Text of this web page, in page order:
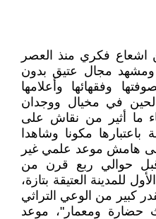
اشعاع فكري منذ العصر
ومشهد مجال عتيق بدون
وفقهائها وأعلامها
في مخيال ووجدان
ما أثير من نقاش على
مكونا وشاهدا
على هامش موعد علمي غير
حوالي ربع قرن من
للمدينة العتيقة بتازة،
كبير من الوعي التراثي
حضارة ومعمار"، موعد